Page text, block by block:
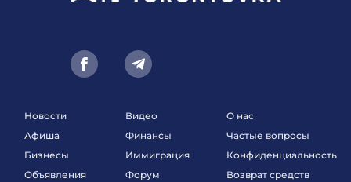
Новости
Афиша
Бизнесы
Объявления
Видео
Финансы
Иммиграция
Форум
О нас
Частые вопросы
Конфиденциальность
Возврат средств